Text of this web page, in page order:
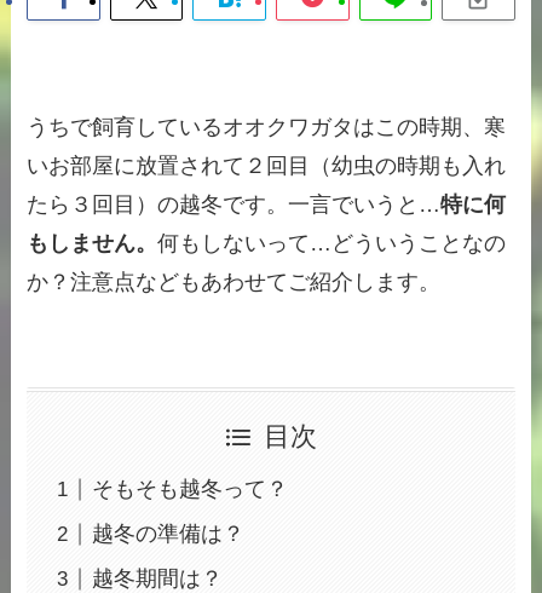
うちで飼育しているオオクワガタはこの時期、寒
いお部屋に放置されて２回目（幼虫の時期も入れ
たら３回目）の越冬です。一言でいうと…特に何
もしません。何もしないって…どういうことなの
か？注意点などもあわせてご紹介します。
目次
そもそも越冬って？
越冬の準備は？
越冬期間は？